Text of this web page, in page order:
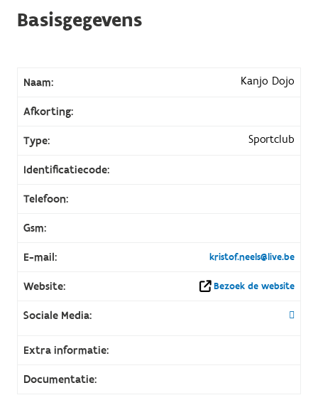
Basisgegevens
Naam: Kanjo Dojo
Afkorting:
Type: Sportclub
Identificatiecode:
Telefoon:
Gsm:
E-mail: kristof.neels@live.be
Website: Bezoek de website
Sociale Media:
Extra informatie:
Documentatie: